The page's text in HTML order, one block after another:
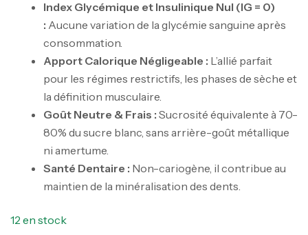
Index Glycémique et Insulinique Nul (IG = 0)
: Aucune variation de la glycémie sanguine après
consommation.
Apport Calorique Négligeable : L’allié parfait
pour les régimes restrictifs, les phases de sèche et
la définition musculaire.
Goût Neutre & Frais : Sucrosité équivalente à 70-
80% du sucre blanc, sans arrière-goût métallique
ni amertume.
Santé Dentaire : Non-cariogène, il contribue au
maintien de la minéralisation des dents.
12 en stock